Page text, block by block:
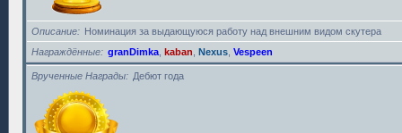
Описание
Номинация за выдающуюся работу над внешним видом скутера
Награждённые
granDimka kaban Nexus Vespeen
Врученные Награды Дебют года